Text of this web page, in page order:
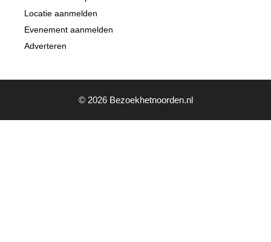
Locatie aanmelden
Evenement aanmelden
Adverteren
© 2026 Bezoekhetnoorden.nl